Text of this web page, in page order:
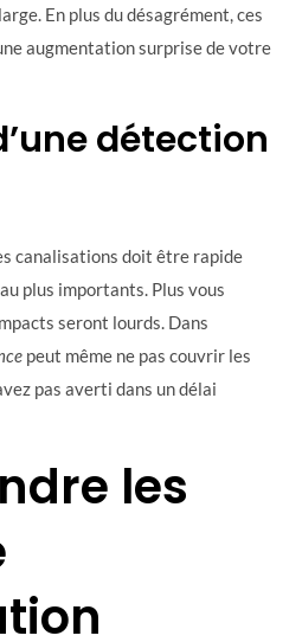
En plus du désagrément, ces
augmentation surprise de votre
détection
canalisations doit être rapide
plus importants. Plus vous
seront lourds. Dans
peut même ne pas couvrir les
pas averti dans un délai
les